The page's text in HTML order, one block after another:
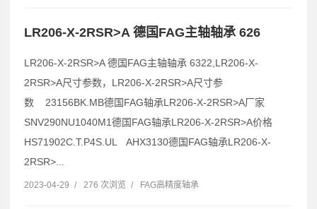
LR206-X-2RSR>A 德国FAG主轴轴承 626
LR206-X-2RSR>A 德国FAG主轴轴承 6322,LR206-X-
2RSR>A尺寸参数，LR206-X-2RSR>A尺寸参
数 23156BK.MB德国FAG轴承LR206-X-2RSR>A厂家
SNV290NU1040M1德国FAG轴承LR206-X-2RSR>A价格
HS71902C.T.P4S.UL AHX3130德国FAG轴承LR206-X-
2RSR>...
2023-04-29 / 276 次浏览 / FAG高精度轴承